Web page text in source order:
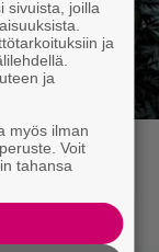
myös
sivuista, joilla
ja
ja
myös ilman
Voit
tahansa